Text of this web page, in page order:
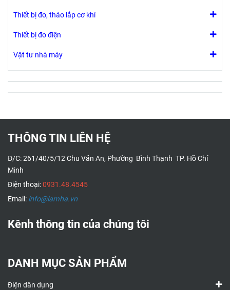
Thiết bị đo, tháo lắp cơ khí
Thiết bị đo điện
Vật tư nhà máy
THÔNG TIN LIÊN HỆ
Đ/C: 261/40/5/12 Chu Văn An, Phường Bình Thạnh TP. Hồ Chí
Minh
Điện thoại:0931.48.4545
Email: info@lamha.vn
Kênh thông tin của chúng tôi
DANH MỤC SẢN PHẨM
Điện dân dụng